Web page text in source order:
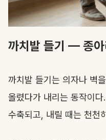
까치발 들기 — 종
까치발 들기는 의자나 벽
올렸다가 내리는 동작이
수축되고, 내릴 때는 천천